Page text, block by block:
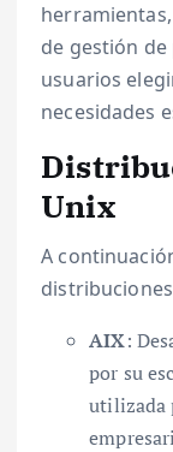
de gestión
usuarios
necesidades
Unix
A
AIX:
por su
utilizada